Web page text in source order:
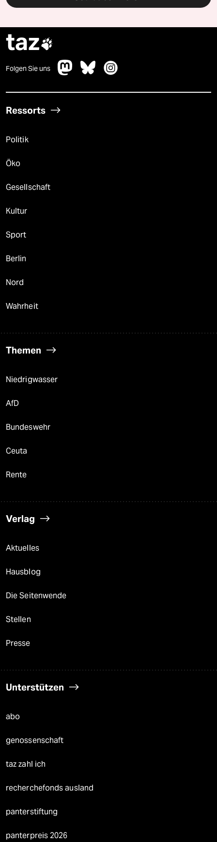
taz
Folgen Sie uns
Ressorts
Politik
Öko
Gesellschaft
Kultur
Sport
Berlin
Nord
Wahrheit
Themen
Niedrigwasser
AfD
Bundeswehr
Ceuta
Rente
Verlag
Aktuelles
Hausblog
Die Seitenwende
Stellen
Presse
Unterstützen
abo
genossenschaft
taz zahl ich
recherchefonds ausland
panterstiftung
panterpreis 2026